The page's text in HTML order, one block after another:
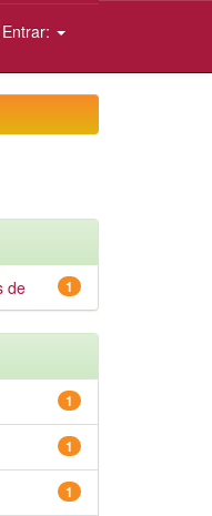
Entrar:
1
de
1
1
1